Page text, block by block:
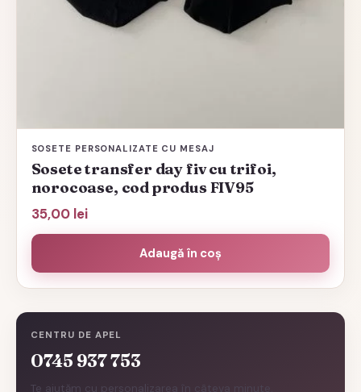
CENTRU DE APEL
0745 937 753
Te ajutăm cu personalizarea în câteva minute.
SOSETE PERSONALIZATE CU MESAJ
Sosete transfer day fiv cu trifoi,
norocoase, cod produs FIV95
35,00 lei
Adaugă în coș